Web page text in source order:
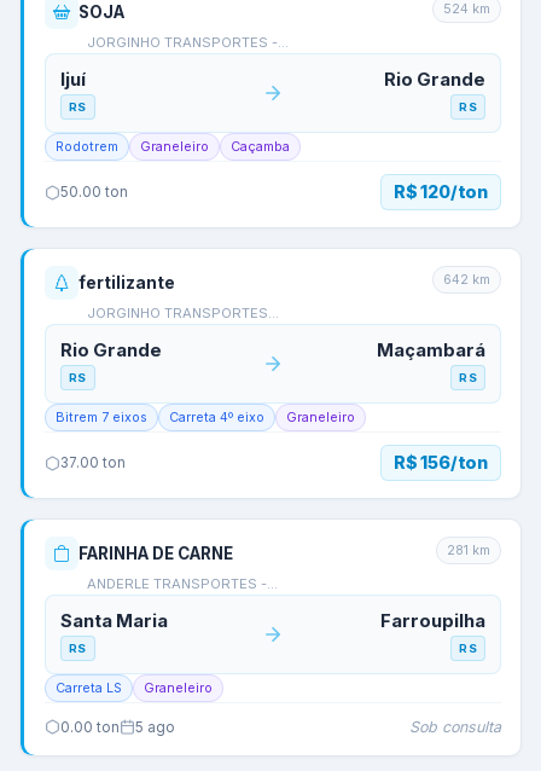
SOJA
JORGINHO TRANSPORTES -…
524 km
Ijuí
RS
Rio Grande
RS
Rodotrem Graneleiro Caçamba
50.00 ton R$ 120/ton
fertilizante
JORGINHO TRANSPORTES…
642 km
Rio Grande
RS
Maçambará
RS
Bitrem 7 eixos Carreta 4º eixo Graneleiro
37.00 ton R$ 156/ton
FARINHA DE CARNE
ANDERLE TRANSPORTES -…
281 km
Santa Maria
RS
Farroupilha
RS
Carreta LS Graneleiro
0.00 ton 5 ago Sob consulta